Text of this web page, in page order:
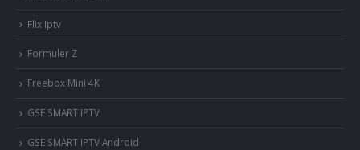
Flix Iptv
Formuler Z
Freebox Mini 4K
‎GSE SMART IPTV
GSE SMART IPTV Android